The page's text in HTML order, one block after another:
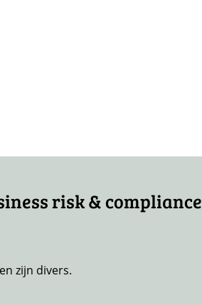
risk & compliance
zijn divers.